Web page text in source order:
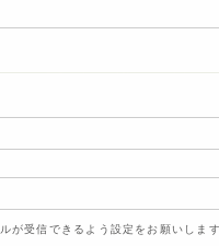
受信できるよう設定をお願いしま